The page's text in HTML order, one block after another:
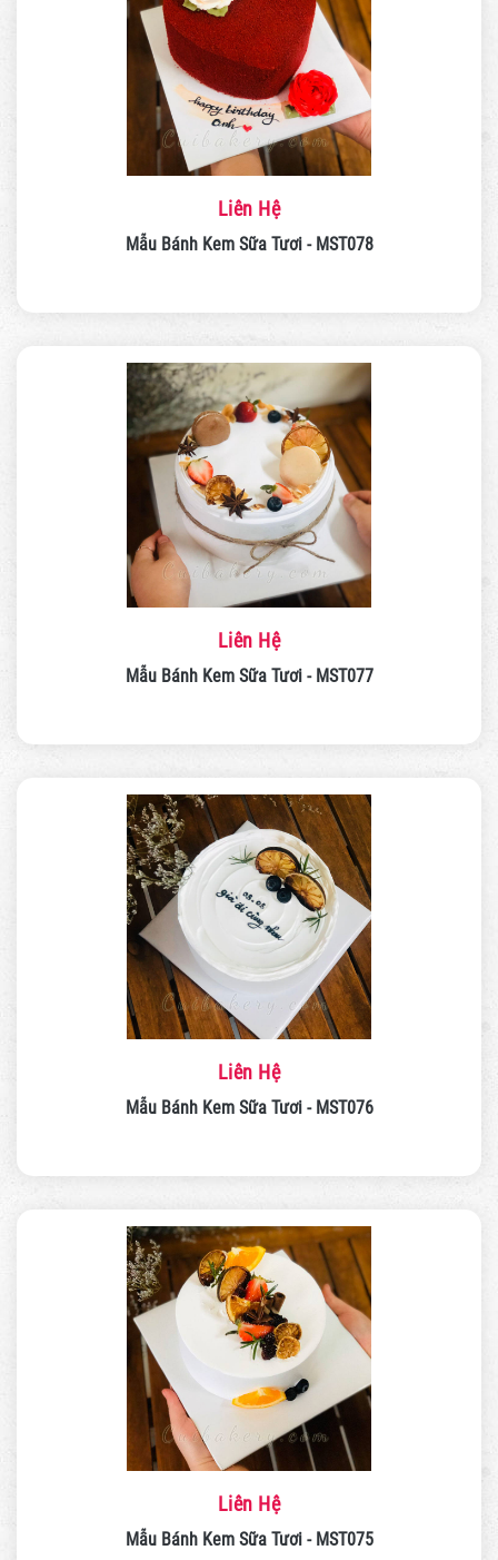
Liên Hệ
Mẫu Bánh Kem Sữa Tươi - MST078
Liên Hệ
Mẫu Bánh Kem Sữa Tươi - MST077
Liên Hệ
Mẫu Bánh Kem Sữa Tươi - MST076
Liên Hệ
Mẫu Bánh Kem Sữa Tươi - MST075